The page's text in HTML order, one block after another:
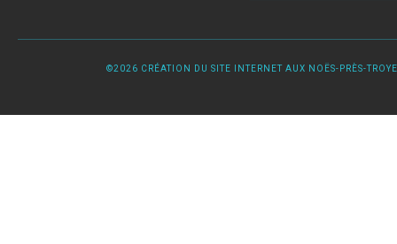
©2026 CRÉATION DU SITE INTERNET AUX NOËS-PRÈS-